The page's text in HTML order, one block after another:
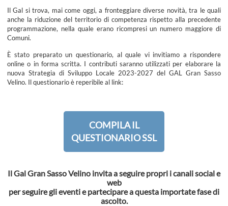
Il Gal si trova, mai come oggi, a fronteggiare diverse novità, tra le quali
anche la riduzione del territorio di competenza rispetto alla precedente
programmazione, nella quale erano ricompresi un numero maggiore di
Comuni.
È stato preparato un questionario, al quale vi invitiamo a rispondere
online o in forma scritta. I contributi saranno utilizzati per elaborare la
nuova Strategia di Sviluppo Locale 2023-2027 del GAL Gran Sasso
Velino. Il questionario è reperibile al link:
COMPILA IL
QUESTIONARIO SSL
Il Gal Gran Sasso Velino invita a seguire propri i canali social e
web
per seguire gli eventi e partecipare a questa importate fase di
ascolto.